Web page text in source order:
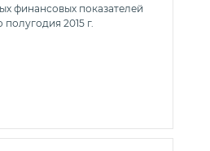
финансовых показателей
2015 г.